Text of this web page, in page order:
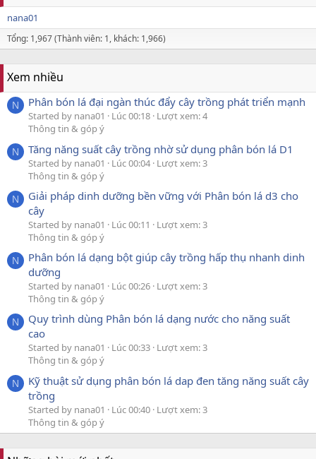
nana01
Tổng: 1,967 (Thành viên: 1, khách: 1,966)
Xem nhiều
N Phân bón lá đại ngàn thúc đẩy cây trồng phát triển mạnh
Started by nana01 Lúc 00:18 Lượt xem: 4
Thông tin & góp ý
N Tăng năng suất cây trồng nhờ sử dụng phân bón lá D1
Started by nana01 Lúc 00:04 Lượt xem: 3
Thông tin & góp ý
N
Giải pháp dinh dưỡng bền vững với Phân bón lá d3 cho
cây
Started by nana01 Lúc 00:11
Lượt xem: 3
Thông tin & góp ý
N
Phân bón lá dạng bột giúp cây trồng hấp thụ nhanh dinh
dưỡng
Started by nana01 Lúc 00:26 Lượt xem: 3
Thông tin & góp ý
N
Quy trình dùng Phân bón lá dạng nước cho năng suất
cao
Started by nana01 Lúc 00:33 Lượt xem: 3
Thông tin & góp ý
N
Kỹ thuật sử dụng phân bón lá dap đen tăng năng suất cây
trồng
Started by nana01 Lúc 00:40 Lượt xem: 3
Thông tin & góp ý